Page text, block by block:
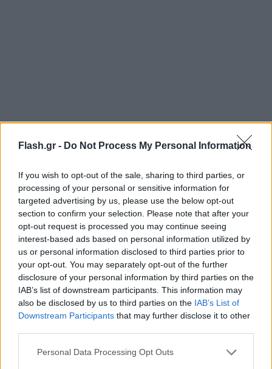
Flash.gr - Do Not Process My Personal Information
If you wish to opt-out of the sale, sharing to third parties, or
processing of your personal or sensitive information for
targeted advertising by us, please use the below opt-out
section to confirm your selection. Please note that after your
opt-out request is processed you may continue seeing
interest-based ads based on personal information utilized by
us or personal information disclosed to third parties prior to
your opt-out. You may separately opt-out of the further
disclosure of your personal information by third parties on the
IAB’s list of downstream participants. This information may
also be disclosed by us to third parties on the IAB’s List of
Downstream Participants that may further disclose it to other
Please note that this website/app uses one or more Google
Personal Data Processing Opt Outs
άνθρωποι ανασύρθηκαν νεκροί από τα
συντρίμμια, πέντε τραυματίες διακομίστηκαν σε
νοσοκομείο, ενώ άλλοι δύο με ελαφρύτερα
τραύματα δεν χρειάστηκαν ιατρική φροντίδα.
Ανέφερε επίσης ότι οι αρχές εκτιμούν πως το
δυστύχημα προκλήθηκε λόγω περιορισμένης
ορατότητας και απρόσεκτης οδήγησης,
διευκρινίζοντας πως η έρευνα για τα αίτια είναι σε
εξέλιξη.